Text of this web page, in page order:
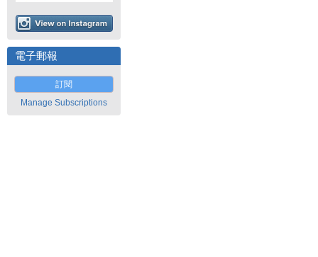
電子郵報
訂閱
Manage Subscriptions